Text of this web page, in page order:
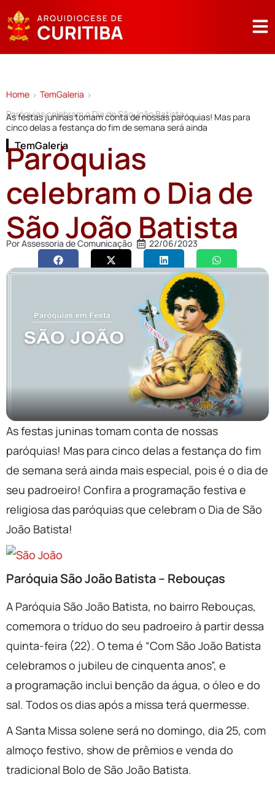
Home > TemGaleria >
Paróquias celebram o Dia de São João Batista
As festas juninas tomam conta de nossas paróquias! Mas para
cinco delas a festança do fim de semana será ainda
TemGaleria
Paróquias
celebram o Dia de
São João Batista
PorAssessoria de Comunicação 22/06/2023
As festas juninas tomam conta de nossas
paróquias! Mas para cinco delas a festança do fim
de semana será ainda mais especial, pois é o dia de
seu padroeiro! Confira a programação festiva e
religiosa das paróquias que celebram o Dia de São
João Batista!
Paróquia São João Batista – Rebouças
A Paróquia São João Batista, no bairro Rebouças,
comemora o tríduo do seu padroeiro à partir dessa
quinta-feira (22). O tema é “Com São João Batista
celebramos o jubileu de cinquenta anos”, e
a programação inclui benção da água, o óleo e do
sal. Todos os dias após a missa terá quermesse.
A Santa Missa solene será no domingo, dia 25, com
almoço festivo, show de prêmios e venda do
tradicional Bolo de São João Batista.